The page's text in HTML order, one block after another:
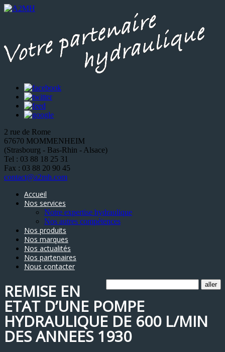
2 rue de Rome
67670 MOMMENHEIM
(Strasbourg - Bas-Rhin - Alsace)
Tel : 03 88 18 25 31
Fax : 03 88 20 90 45
contact@a2mh.com
Accueil
Nos services
Notre expertise hydraulique
Nos autres compétences
Nos produits
Nos marques
Nos actualités
Nos partenaires
Nous contacter
REMISE EN
ETAT D’UNE POMPE
HYDRAULIQUE DE 600 L/MIN
DES ANNEES 1930